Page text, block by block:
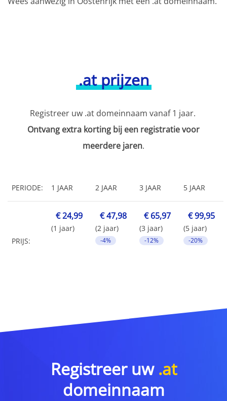
.at prijzen
Registreer uw .at domeinnaam vanaf 1 jaar.
Ontvang extra korting bij een registratie voor
meerdere jaren.
PERIODE: 1 JAAR 2 JAAR 3 JAAR 5 JAAR
PRIJS:
€ 24,99
(1 jaar)
€ 47,98
(2 jaar)
-4%
€ 65,97
(3 jaar)
-12%
€ 99,95
(5 jaar)
-20%
Registreer uw .at
domeinnaam